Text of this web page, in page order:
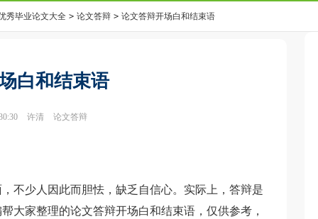
秀毕业论文大全 > 论文答辩 > 论文答辩开场白和结束语
白和结束语
许清 论文答辩
少人因此而胆怯，缺乏自信心。实际上，答辩是
大家整理的论文答辩开场白和结束语，仅供参考，